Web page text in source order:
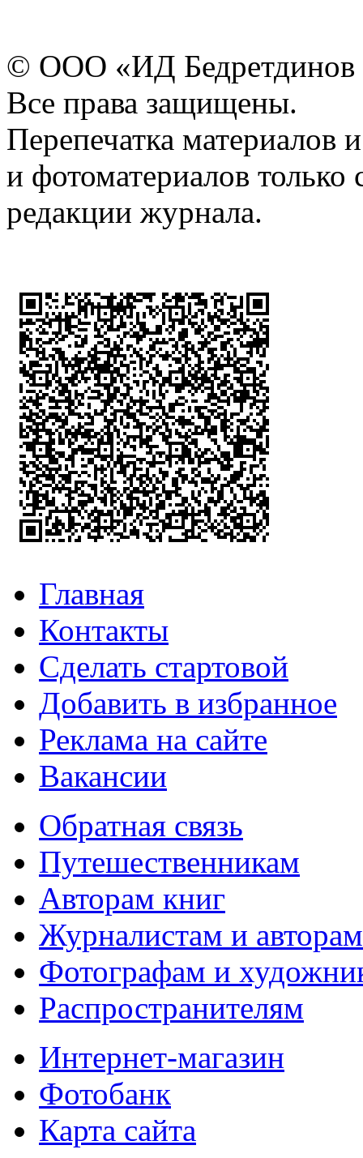
© ООО «ИД
Все права защищены.
Перепечатка материалов
и фотоматериалов
редакции журнала.
Главная
Контакты
Сделать стартовой
Добавить в избранное
Реклама на сайте
Вакансии
Обратная связь
Путешественникам
Авторам книг
Журналистам и авторам
Фотографам и
Распространителям
Интернет-магазин
Фотобанк
Карта сайта